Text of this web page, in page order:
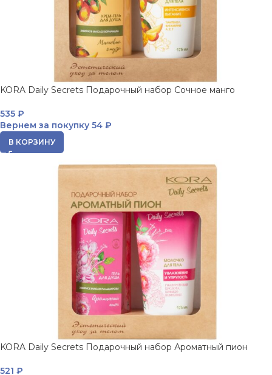
KORA Daily Secrets Подарочный набор Сочное манго
535 ₽
Вернем за покупку 54 ₽
В КОРЗИНУ
KORA Daily Secrets Подарочный набор Ароматный пион
521 ₽